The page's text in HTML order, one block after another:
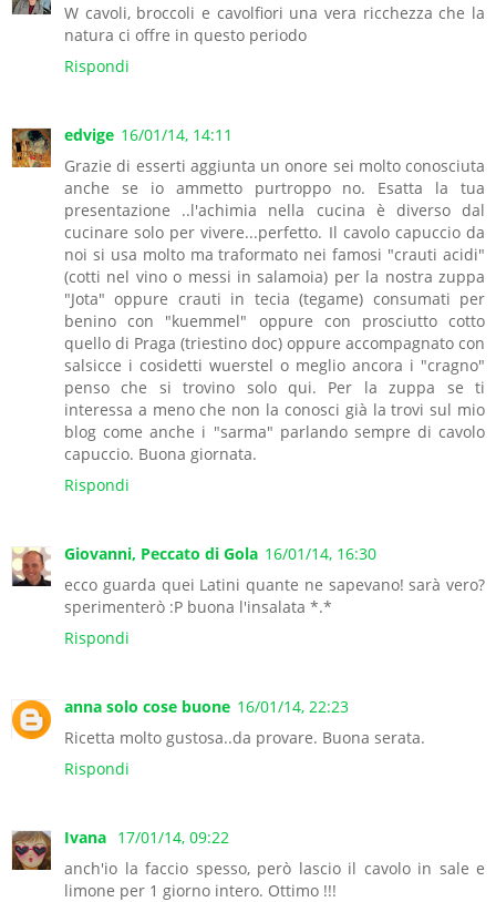
W cavoli, broccoli e cavolfiori una vera ricchezza che la
natura ci offre in questo periodo
Rispondi
edvige 16/01/14, 14:11
Grazie di esserti aggiunta un onore sei molto conosciuta
anche se io ammetto purtroppo no. Esatta la tua
presentazione ..l'achimia nella cucina è diverso dal
cucinare solo per vivere...perfetto. Il cavolo capuccio da
noi si usa molto ma traformato nei famosi "crauti acidi"
(cotti nel vino o messi in salamoia) per la nostra zuppa
"Jota" oppure crauti in tecia (tegame) consumati per
benino con "kuemmel" oppure con prosciutto cotto
quello di Praga (triestino doc) oppure accompagnato con
salsicce i cosidetti wuerstel o meglio ancora i "cragno"
penso che si trovino solo qui. Per la zuppa se ti
interessa a meno che non la conosci già la trovi sul mio
blog come anche i "sarma" parlando sempre di cavolo
capuccio. Buona giornata.
Rispondi
Giovanni, Peccato di Gola 16/01/14, 16:30
ecco guarda quei Latini quante ne sapevano! sarà vero?
sperimenterò :P buona l'insalata *.*
Rispondi
anna solo cose buone 16/01/14, 22:23
Ricetta molto gustosa..da provare. Buona serata.
Rispondi
Ivana 17/01/14, 09:22
anch'io la faccio spesso, però lascio il cavolo in sale e
limone per 1 giorno intero. Ottimo !!!